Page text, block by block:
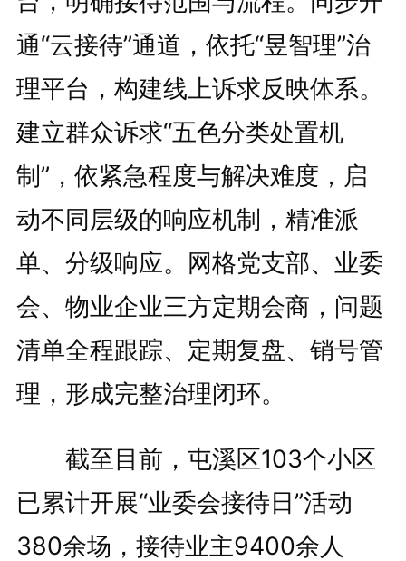
通“云接待”通道，依托“昱智理”治
理平台，构建线上诉求反映体系。
建立群众诉求“五色分类处置机
制”，依紧急程度与解决难度，启
动不同层级的响应机制，精准派
单、分级响应。网格党支部、业委
会、物业企业三方定期会商，问题
清单全程跟踪、定期复盘、销号管
理，形成完整治理闭环。
截至目前，屯溪区103个小区
已累计开展“业委会接待日”活动
380余场，接待业主9400余人